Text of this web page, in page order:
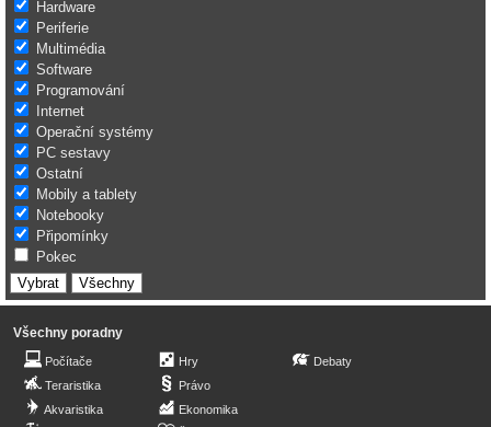
Hardware
Periferie
Multimédia
Software
Programování
Internet
Operační systémy
PC sestavy
Ostatní
Mobily a tablety
Notebooky
Připomínky
Pokec
Všechny poradny
Počítače
Teraristika
Akvaristika
Hry
Právo
Ekonomika
Debaty